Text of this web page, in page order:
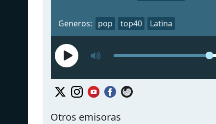
Generos: pop top40 Latina
Otros emisoras